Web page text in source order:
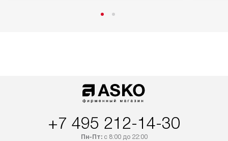
+7 495 212-14-30
Пн-Пт:с 8:00 до 22:00